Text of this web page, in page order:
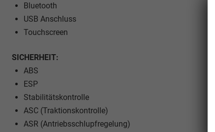
Bluetooth
USB Anschluss
Touchscreen
SICHERHEIT:
ABS
ESP
Stabilitätskontrolle
ASC (Traktionskontrolle)
ASR (Antriebsschlupfregelung)